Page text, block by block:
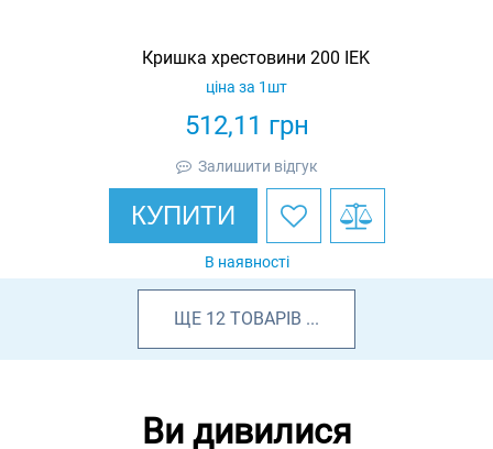
Кришка хрестовини 200 IEK
512,11 грн
ціна за 1шт
Залишити відгук
КУПИТИ
В наявності
ЩЕ 12 ТОВАРІВ ...
Ви дивилися